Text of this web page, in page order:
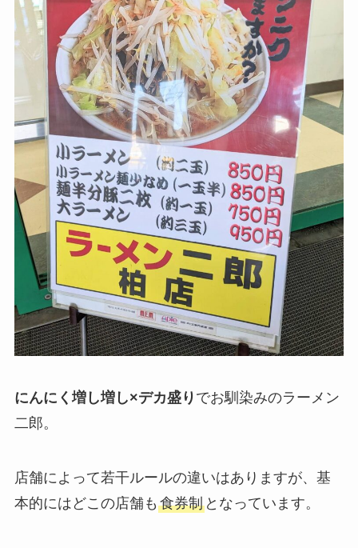
にんにく増し増し×デカ盛り でお馴染みのラーメン
二郎。
店舗によって若干ルールの違いはありますが、基
本的にはどこの店舗も 食券制となっています。